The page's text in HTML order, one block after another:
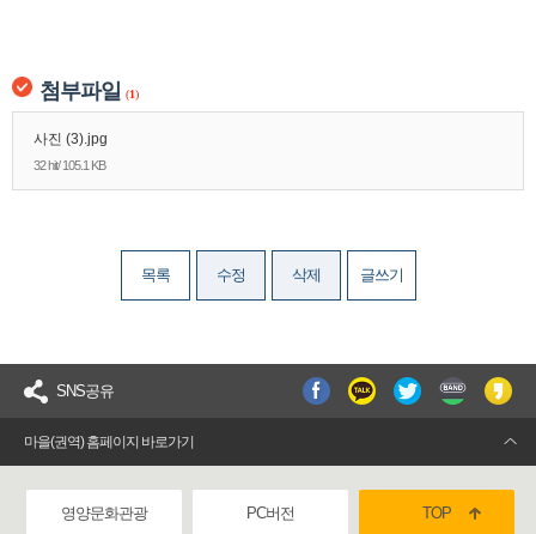
첨부파일 (1)
사진 (3).jpg
32 hit/ 105.1 KB
목록 수정 삭제 글쓰기
SNS공유
마을(권역) 홈페이지 바로가기
영양문화관광 PC버전 TOP